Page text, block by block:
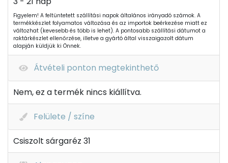
Figyelem! A feltüntetett szállítási napok általános irányadó számok. A
termékkészlet folyamatos változása és az importok beérkezése miatt ez
változhat (kevesebb és több is lehet). A pontosabb szállítási dátumot a
raktárkészlet ellenőrzése, illetve a gyártó által visszaigazolt dátum
alapján küldjük ki Önnek.
Átvételi ponton megtekinthető
Nem, ez a termék nincs kiállítva.
Felülete / színe
Csiszolt sárgaréz 31